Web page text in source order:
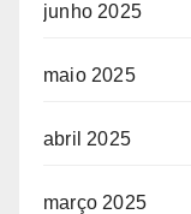
junho 2025
maio 2025
abril 2025
março 2025